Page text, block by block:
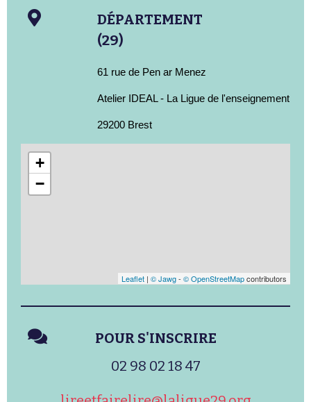
DÉPARTEMENT
(29)
61 rue de Pen ar Menez
Atelier IDEAL - La Ligue de l'enseignement
29200 Brest
+
−
Leaflet | © Jawg- © OpenStreetMapcontributors
POUR S'INSCRIRE
02 98 02 18 47